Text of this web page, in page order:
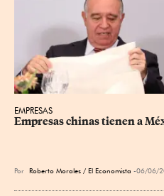
EMPRESAS
Empresas chinas tienen a
Por Roberto Morales / El Economista 06/06/